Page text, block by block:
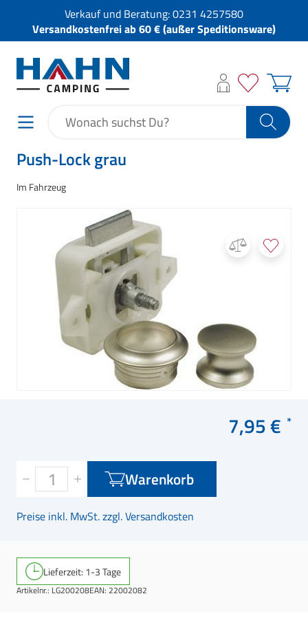
Verkauf und Beratung:0231 4257580
Versandkostenfrei ab 60 € (außer Speditionsware)
Push-Lock grau
Im Fahrzeug
7,95 €
Warenkorb
Preise inkl. MwSt. zzgl. Versandkosten
Lieferzeit: 1-3 Tage
Artikelnr.: LG200208EAN: 22002082